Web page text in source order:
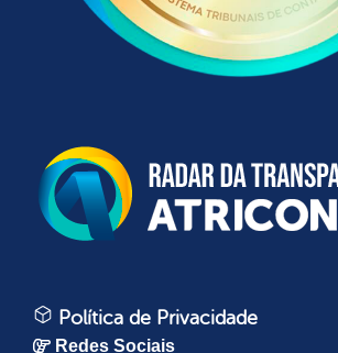
Política de Privacidade
Redes Sociais